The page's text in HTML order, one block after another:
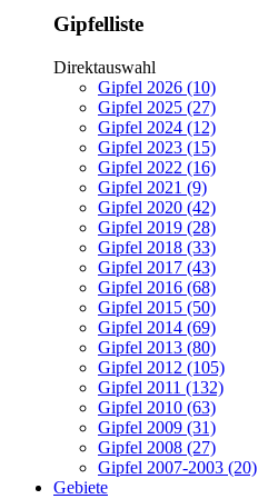
Gipfelliste
Direktauswahl
Gipfel 2026 (10)
Gipfel 2025 (27)
Gipfel 2024 (12)
Gipfel 2023 (15)
Gipfel 2022 (16)
Gipfel 2021 (9)
Gipfel 2020 (42)
Gipfel 2019 (28)
Gipfel 2018 (33)
Gipfel 2017 (43)
Gipfel 2016 (68)
Gipfel 2015 (50)
Gipfel 2014 (69)
Gipfel 2013 (80)
Gipfel 2012 (105)
Gipfel 2011 (132)
Gipfel 2010 (63)
Gipfel 2009 (31)
Gipfel 2008 (27)
Gipfel 2007-2003 (20)
Gebiete